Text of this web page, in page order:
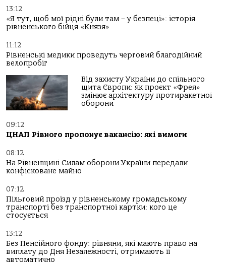
13:12
«Я тут, щоб мої рідні були там – у безпеці»: історія
рівненського бійця «Князя»
11:12
Рівненські медики проведуть черговий благодійний
велопробіг
Від захисту України до спільного
щита Європи: як проєкт «Фрея»
змінює архітектуру протиракетної
оборони
09:12
ЦНАП Рівного пропонує вакансію: які вимоги
08:12
На Рівненщині Силам оборони України передали
конфісковане майно
07:12
Пільговий проїзд у рівненському громадському
транспорті без транспортної картки: кого це
стосується
13:12
Без Пенсійного фонду: рівняни, які мають право на
виплату до Дня Незалежності, отримають її
автоматично